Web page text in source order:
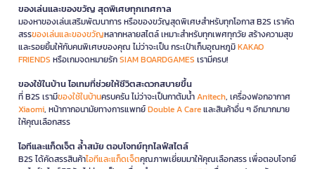
ของเล่นและของขวัญ สุดพิเศษทุกเทศกาล
มองหาของเล่นเสริมพัฒนาการ หรือของขวัญสุดพิเศษสำหรับทุกโอกาส B2S เราคัด
สรรของเล่นและของขวัญหลากหลายสไตล์ เหมาะสำหรับทุกเพศทุกวัย สร้างความสุข
และรอยยิ้มให้กับคนพิเศษของคุณ ไม่ว่าจะเป็น กระเป๋าเก็บอุณหภูมิKAKAO
FRIENDS หรือเกมจดหมายรักSIAM BOARDGAMES เรามีครบ!
ของใช้ในบ้าน ไอเทมที่ช่วยให้ชีวิตสะดวกสบายขึ้น
ที่ B2S เรามีของใช้ในบ้านครบครัน ไม่ว่าจะเป็นกาต้มน้ำAnitech, เครื่องฟอกอากาศ
Xiaomi, หน้ากากอนามัยทางการแพทย์Double A Careและสินค้าอื่น ๆ อีกมากมาย
ให้คุณเลือกสรร
ไอทีและแก็ดเจ็ต ล้ำสมัย ตอบโจทย์ทุกไลฟ์สไตล์
B2S ได้คัดสรรสินค้าไอทีและแก็ดเจ็ตคุณภาพเยี่ยมมาให้คุณเลือกสรร เพื่อตอบโจทย์